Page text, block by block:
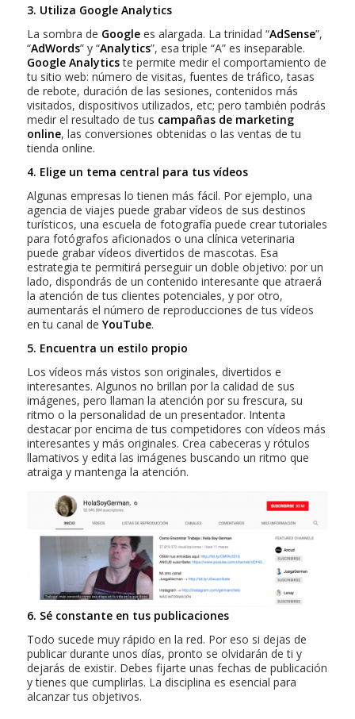
3. Utiliza Google Analytics
La sombra de Googlees alargada. La trinidad “AdSense”,
“AdWords” y “Analytics”, esa triple “A” es inseparable.
Google Analyticste permite medir el comportamiento de
tu sitio web: número de visitas, fuentes de tráfico, tasas
de rebote, duración de las sesiones, contenidos más
visitados, dispositivos utilizados, etc; pero también podrás
medir el resultado de tus campañas de marketing
online, las conversiones obtenidas o las ventas de tu
tienda online.
4. Elige un tema central para tus vídeos
Algunas empresas lo tienen más fácil. Por ejemplo, una
agencia de viajes puede grabar vídeos de sus destinos
turísticos, una escuela de fotografía puede crear tutoriales
para fotógrafos aficionados o una clínica veterinaria
puede grabar vídeos divertidos de mascotas. Esa
estrategia te permitirá perseguir un doble objetivo: por un
lado, dispondrás de un contenido interesante que atraerá
la atención de tus clientes potenciales, y por otro,
aumentarás el número de reproducciones de tus vídeos
en tu canal deYouTube.
5. Encuentra un estilo propio
Los vídeos más vistos son originales, divertidos e
interesantes. Algunos no brillan por la calidad de sus
imágenes, pero llaman la atención por su frescura, su
ritmo o la personalidad de un presentador. Intenta
destacar por encima de tus competidores con vídeos más
interesantes y más originales. Crea cabeceras y rótulos
llamativos y edita las imágenes buscando un ritmo que
atraiga y mantenga la atención.
6. Sé constante en tus publicaciones
Todo sucede muy rápido en la red. Por eso si dejas de
publicar durante unos días, pronto se olvidarán de ti y
dejarás de existir. Debes fijarte unas fechas de publicación
y tienes que cumplirlas. La disciplina es esencial para
alcanzar tus objetivos.